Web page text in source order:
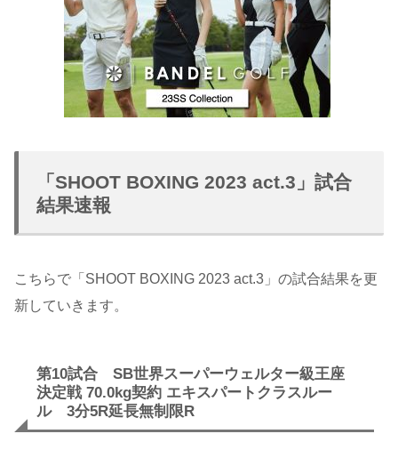
「SHOOT BOXING 2023 act.3」試合
結果速報
こちらで「SHOOT BOXING 2023 act.3」の試合結果を更
新していきます。
第10試合 SB世界スーパーウェルター級王座
決定戦 70.0kg契約 エキスパートクラスルー
ル 3分5R延長無制限R